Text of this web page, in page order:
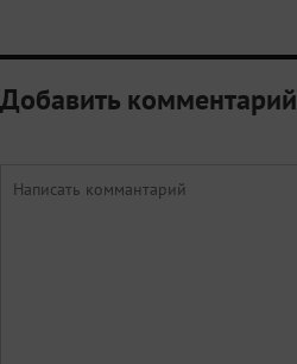
Добавить комментарий